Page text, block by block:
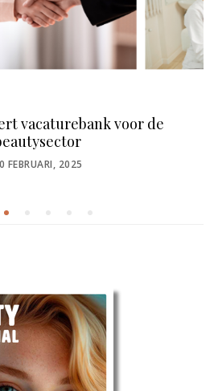
vacaturebank voor de
FEBRUARI, 2025